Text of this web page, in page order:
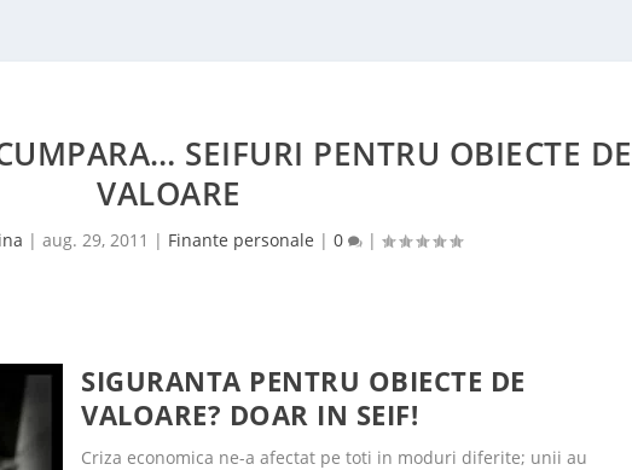
SEIFURI PENTRU OBIECTE DE
VALOARE
| aug. 29, 2011 | Finante personale | 0 |
SIGURANTA PENTRU OBIECTE DE
VALOARE? DOAR IN SEIF!
Criza economica ne-a afectat pe toti in moduri diferite; unii au